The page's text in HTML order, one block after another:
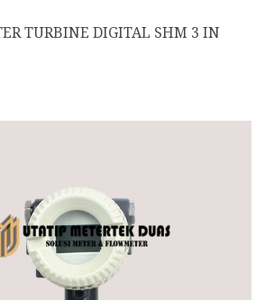
TURBINE DIGITAL SHM 3 IN